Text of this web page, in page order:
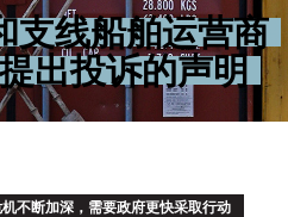
支线船舶运营商
出投诉的声明
不断加深，需要政府更快采取行动